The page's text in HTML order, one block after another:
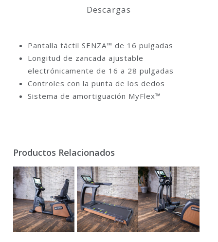
Descargas
Pantalla táctil SENZA™ de 16 pulgadas
Longitud de zancada ajustable
electrónicamente de 16 a 28 pulgadas
Controles con la punta de los dedos
Sistema de amortiguación MyFlex™
Productos Relacionados